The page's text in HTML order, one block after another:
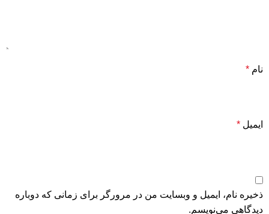
نام *
ایمیل *
ذخیره نام، ایمیل و وبسایت من در مرورگر برای زمانی که دوباره
دیدگاهی می‌نویسم.